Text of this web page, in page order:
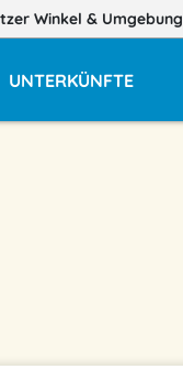
Winkel & Umgebung
UNTERKÜNFTE